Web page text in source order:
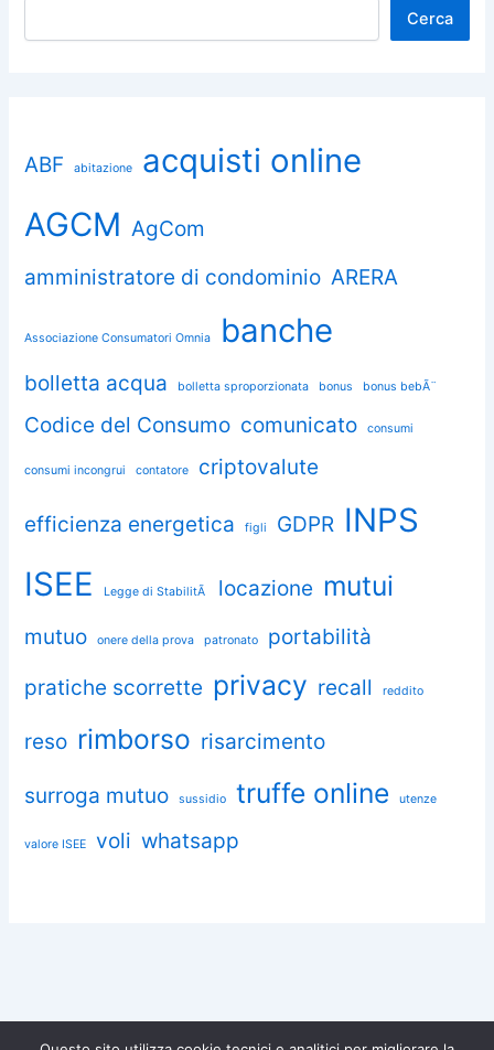
Cerca
ABF abitazione
acquisti online
AGCM AgCom
amministratore di condominio ARERA
Associazione Consumatori Omnia banche
bolletta acqua bolletta sproporzionata bonus bonus bebÃ¨
Codice del Consumo comunicato consumi
consumi incongrui contatore criptovalute
efficienza energetica figli GDPR INPS
ISEE
Legge di StabilitÃ locazione mutui
mutuo onere della prova patronato
portabilità
pratiche scorrette privacy recall reddito
reso rimborso risarcimento
surroga mutuo sussidio truffe online utenze
valore ISEE voli whatsapp